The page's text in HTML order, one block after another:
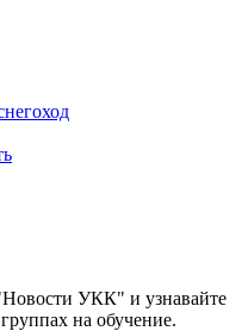
УКК" и узнавайте
на обучение.